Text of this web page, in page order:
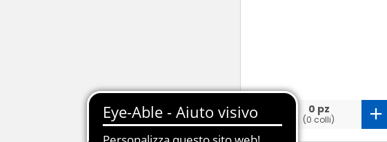
0 pz
(0 colli)